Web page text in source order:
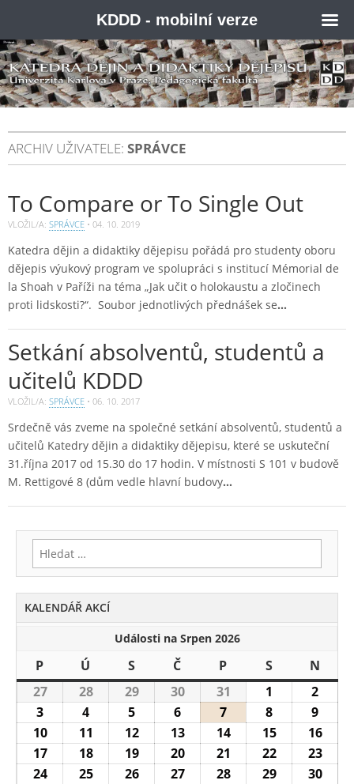
ARCHIV UŽIVATELE: SPRÁVCE
To Compare or To Single Out
VLOŽIL/A: SPRÁVCE • 04. 10. 2019
Katedra dějin a didaktiky dějepisu pořádá pro studenty oboru
dějepis výukový program ve spolupráci s institucí Mémorial de
la Shoah v Paříži na téma „Jak učit o holokaustu a zločinech
proti lidskosti?“. Soubor jednotlivých přednášek se…
Setkání absolventů, studentů a
učitelů KDDD
VLOŽIL/A: SPRÁVCE • 06. 10. 2017
Srdečně vás zveme na společné setkání absolventů, studentů a
učitelů Katedry dějin a didaktiky dějepisu, které se uskuteční
31.října 2017 od 15.30 do 17 hodin. V místnosti S 101 v budově
M. Rettigové 8 (dům vedle hlavní budovy…
Vyhledávání
KALENDÁŘ AKCÍ
Události na Srpen 2026
P Pondělí
Ú SStředaČ Čtvrtek
P SSobotaN
2727.7.2026
2828.7.2026
2929.7.2026
3030.7.2026
31 31.7.2026
1 1.8.2026
2
3 3.8.2026
4 4.8.2026
5 5.8.2026
6 6.8.2026
7 7.8.2026
8 8.8.2026
9
1010.8.2026
11 11.8.2026
1212.8.2026
1313.8.2026
1414.8.2026
1515.8.2026
16
1717.8.2026
1818.8.2026
1919.8.2026
2020.8.2026
21 21.8.2026
2222.8.2026
23
2424.8.2026
2525.8.2026
2626.8.2026
2727.8.2026
2828.8.2026
2929.8.2026
30
KDDD - mobilní verze